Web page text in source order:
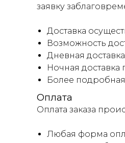
заявку
Доставка
Возможность
Дневная
Ночная доставка
Более
Оплата
Оплата заказа
Любая форма